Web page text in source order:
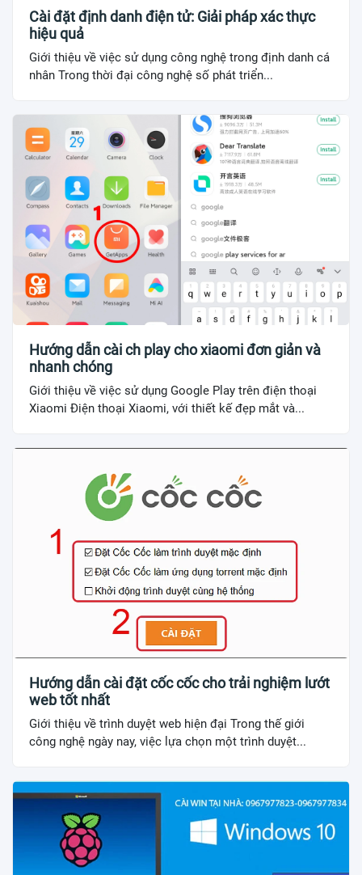
Cài đặt định danh điện tử: Giải pháp xác thực
hiệu quả
Giới thiệu về việc sử dụng công nghệ trong định danh cá
nhân Trong thời đại công nghệ số phát triển...
Hướng dẫn cài ch play cho xiaomi đơn giản và
nhanh chóng
Giới thiệu về việc sử dụng Google Play trên điện thoại
Xiaomi Điện thoại Xiaomi, với thiết kế đẹp mắt và...
Hướng dẫn cài đặt cốc cốc cho trải nghiệm lướt
web tốt nhất
Giới thiệu về trình duyệt web hiện đại Trong thế giới
công nghệ ngày nay, việc lựa chọn một trình duyệt...